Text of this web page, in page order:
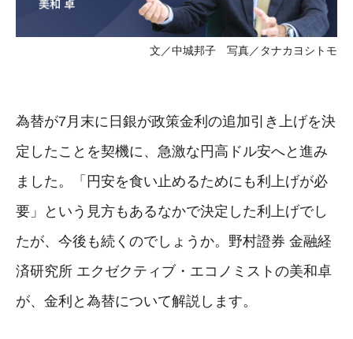
文／中城邦子 写真／タナカヨシトモ
為替が7月末に日銀が政策金利の追加引き上げを決
定したことを契機に、急激な円高ドル安へと進み
ました。「円安を食い止めるためにも利上げが必
要」という見方もあるなかで決定した利上げでし
たが、今後も続くのでしょうか。野村證券 金融経
済研究所 エクゼクティブ・エコノミストの美和卓
が、金利と為替について解説します。